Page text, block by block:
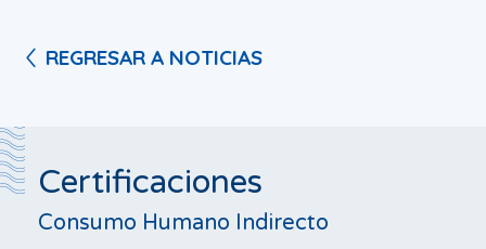
REGRESAR A NOTICIAS
Certificaciones
Consumo Humano Indirecto